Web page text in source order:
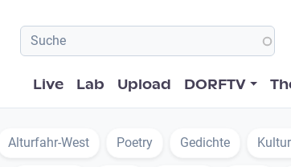
Hauptnavigation
Live Lab Upload DORFTV
Alturfahr-West Poetry Gedichte